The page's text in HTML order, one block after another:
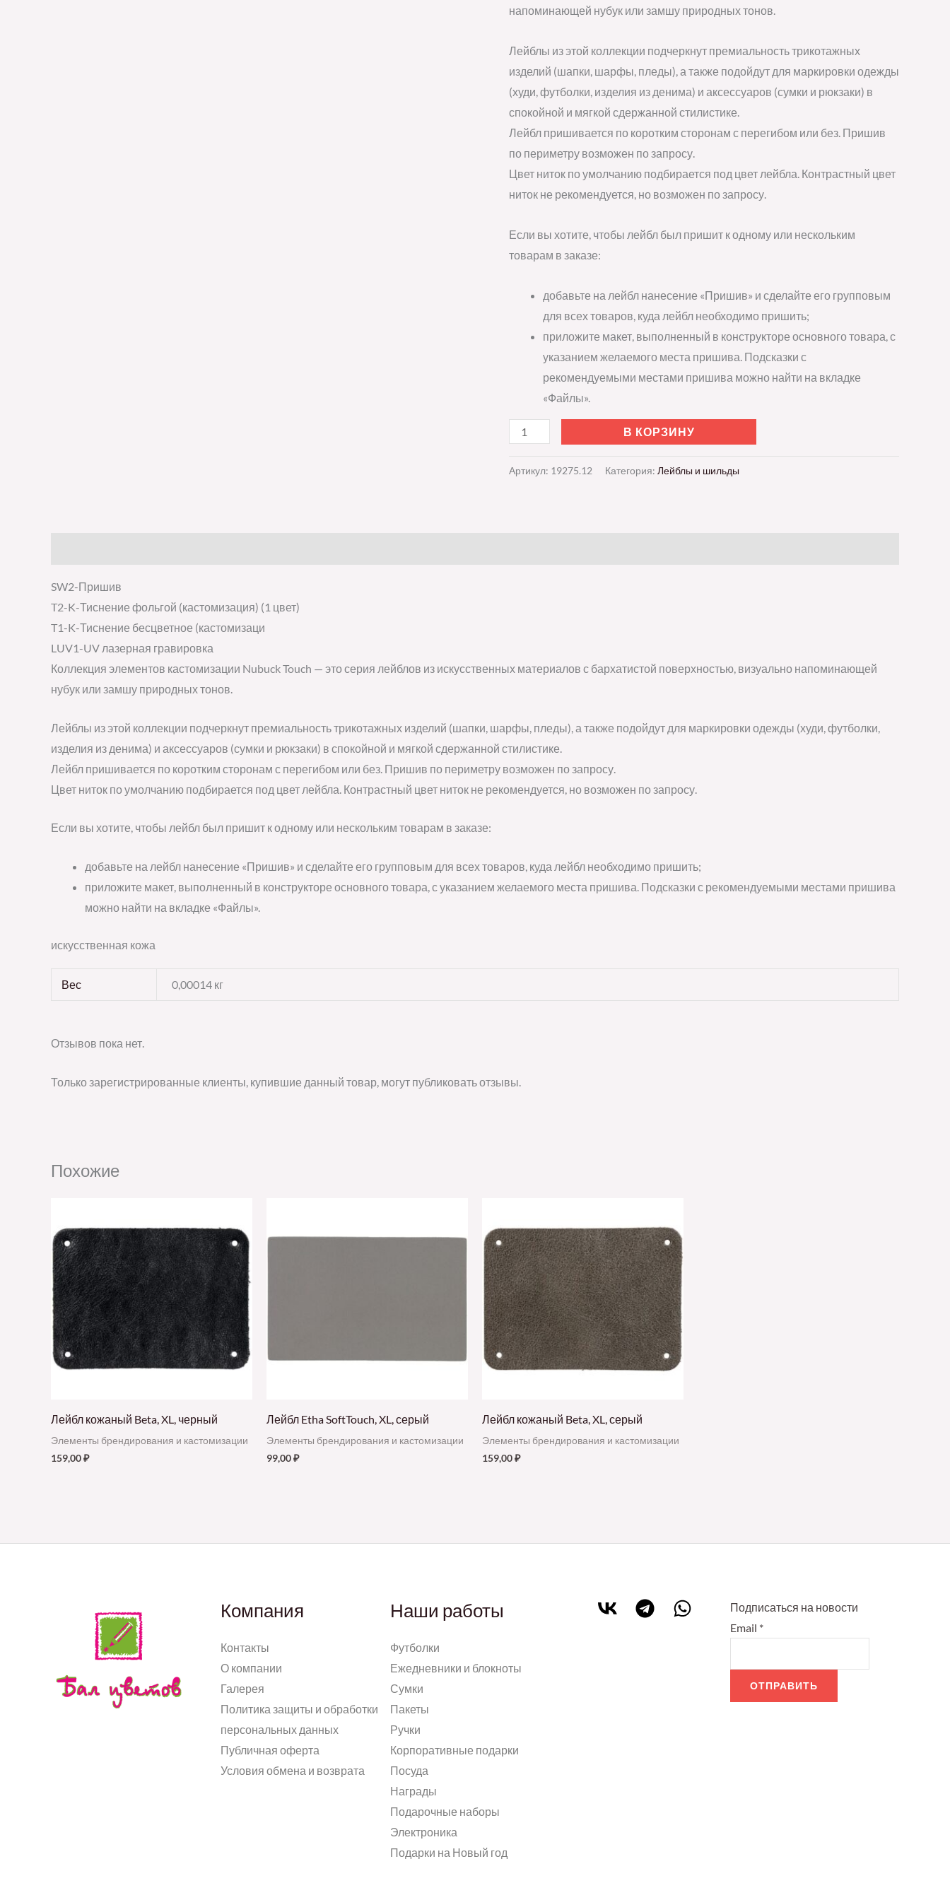
напоминающей нубук или замшу природных тонов.
Лейблы из этой коллекции подчеркнут премиальность трикотажных
изделий (шапки, шарфы, пледы), а также подойдут для маркировки одежды
(худи, футболки, изделия из денима) и аксессуаров (сумки и рюкзаки) в
спокойной и мягкой сдержанной стилистике.
Лейбл пришивается по коротким сторонам с перегибом или без. Пришив
по периметру возможен по запросу.
Цвет ниток по умолчанию подбирается под цвет лейбла. Контрастный цвет
ниток не рекомендуется, но возможен по запросу.
Если вы хотите, чтобы лейбл был пришит к одному или нескольким
товарам в заказе:
добавьте на лейбл нанесение «Пришив» и сделайте его групповым
для всех товаров, куда лейбл необходимо пришить;
приложите макет, выполненный в конструкторе основного товара, с
указанием желаемого места пришива. Подсказки с
рекомендуемыми местами пришива можно найти на вкладке
«Файлы».
В КОРЗИНУ
Артикул: 19275.12 Категория: Лейблы и шильды
SW2-Пришив
T2-K-Тиснение фольгой (кастомизация) (1 цвет)
T1-K-Тиснение бесцветное (кастомизаци
LUV1-UV лазерная гравировка
Коллекция элементов кастомизации Nubuck Touch — это серия лейблов из искусственных материалов с бархатистой поверхностью, визуально напоминающей
нубук или замшу природных тонов.
Лейблы из этой коллекции подчеркнут премиальность трикотажных изделий (шапки, шарфы, пледы), а также подойдут для маркировки одежды (худи, футболки,
изделия из денима) и аксессуаров (сумки и рюкзаки) в спокойной и мягкой сдержанной стилистике.
Лейбл пришивается по коротким сторонам с перегибом или без. Пришив по периметру возможен по запросу.
Цвет ниток по умолчанию подбирается под цвет лейбла. Контрастный цвет ниток не рекомендуется, но возможен по запросу.
Если вы хотите, чтобы лейбл был пришит к одному или нескольким товарам в заказе:
добавьте на лейбл нанесение «Пришив» и сделайте его групповым для всех товаров, куда лейбл необходимо пришить;
приложите макет, выполненный в конструкторе основного товара, с указанием желаемого места пришива. Подсказки с рекомендуемыми местами пришива
можно найти на вкладке «Файлы».
искусственная кожа
Вес 0,00014 кг
Отзывов пока нет.
Только зарегистрированные клиенты, купившие данный товар, могут публиковать отзывы.
Похожие
Лейбл кожаный Beta, XL, черный
Элементы брендирования и кастомизации
159,00₽
Лейбл Etha SoftTouch, XL, серый
Элементы брендирования и кастомизации
99,00₽
Лейбл кожаный Beta, XL, серый
Элементы брендирования и кастомизации
159,00₽
Компания
Контакты
О компании
Галерея
Политика защиты и обработки
персональных данных
Публичная оферта
Условия обмена и возврата
Наши работы
Футболки
Ежедневники и блокноты
Сумки
Пакеты
Ручки
Корпоративные подарки
Посуда
Награды
Подарочные наборы
Электроника
Подарки на Новый год
Подписаться на новости
Email *
ОТПРАВИТЬ